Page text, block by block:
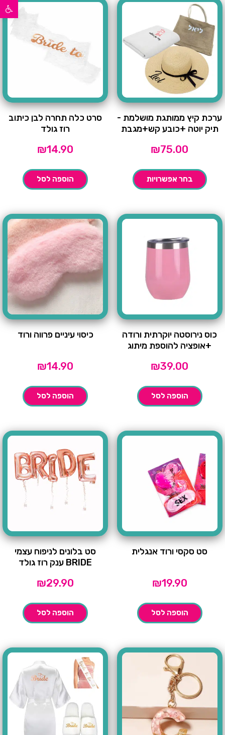
פתח סרגל נגישות
ערכת קיץ ממותגת מושלמת -
תיק יוטה +כובע קש+מגבת
₪75.00
בחר אפשרויות
סרט כלה תחרה לבן כיתוב
רוז גולד
₪14.90
הוספה לסל
כוס נירוסטה יוקרתית ורודה
+אופציה להוספת מיתוג
₪39.00
הוספה לסל
כיסוי עיניים פרווה ורוד
₪14.90
הוספה לסל
סט סקסי ורוד אנגלית
₪19.90
הוספה לסל
סט בלונים לניפוח עצמי
BRIDE ענק רוז גולד
₪29.90
הוספה לסל